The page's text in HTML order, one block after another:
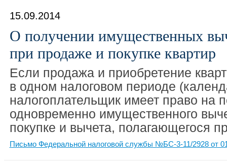
15.09.2014
О получении имущественных
при продаже и покупке квартир
Если продажа и приобретение
в одном налоговом периоде
налогоплательщик имеет право на
одновременно имущественного
покупке и вычета, полагающегося
Письмо Федеральной налоговой службы №БС-3-11/2928 от